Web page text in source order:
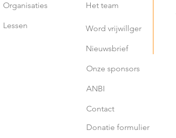
Organisaties
Lessen Word vrijwillger
Het team
Nieuwsbrief
Onze sponsors
ANBI
Contact
Donatie formulier